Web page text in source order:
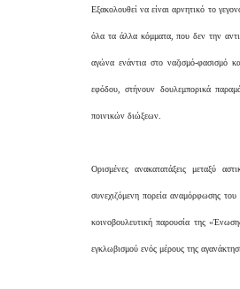
Εξακολουθεί να είναι αρνητικό το
όλα τα άλλα κόμματα, που δεν την
αγώνα ενάντια στο ναζισμό-φασισμό
εφόδου, στήνουν δουλεμπορικά
ποινικών διώξεων.
Ορισμένες ανακατατάξεις
συνεχιζόμενη πορεία αναμόρφωσης
κοινοβουλευτική παρουσία της
εγκλωβισμού ενός μέρους της